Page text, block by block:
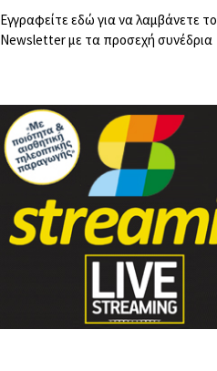
Εγγραφείτε εδώ για να λαμβάνετε το
Newsletter με τα προσεχή συνέδρια